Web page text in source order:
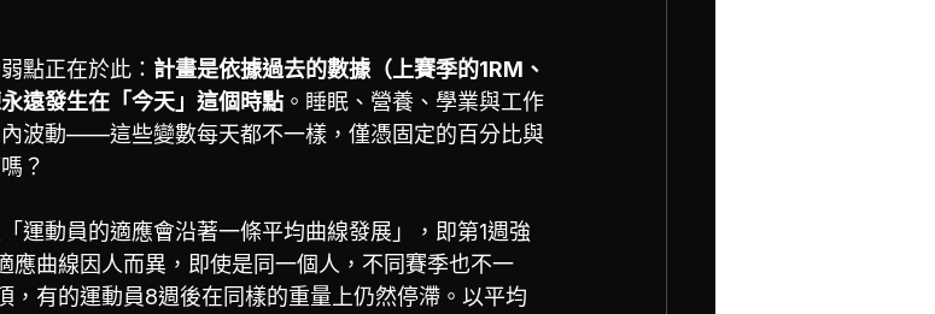
點正在於此： 計畫是依據過去的數據（上賽季的1RM、
遠發生在「今天」這個時點 。睡眠、營養、學業與工作
波動——這些變數每天都不一樣，僅憑固定的百分比與
？
運動員的適應會沿著一條平均曲線發展」，即第1週強
應曲線因人而異，即使是同一個人，不同賽季也不一
，有的運動員8週後在同樣的重量上仍然停滯。以平均